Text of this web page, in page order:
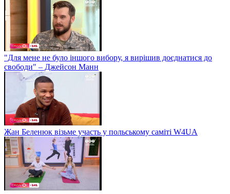
"Для мене не було іншого вибору, я вирішив доєднатися до
свободи" – Джейсон Манн
Жан Беленюк візьме участь у польському саміті W4UA